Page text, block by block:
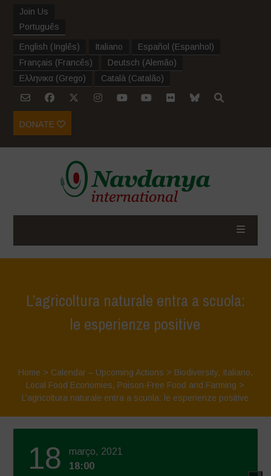
Join Us
Português
English (Inglês) Italiano Español (Espanhol )
Français (Francês) Deutsch (Alemão)
Ελληνικα (Grego) Català (Catalão)
DONATE
L’agricoltura naturale entra a scuola:
le esperienze positive
Home > Calendar – Upcoming Actions > Biodiversity, Italiano,
Local Food Economies, Poison-Free Food and Farming >
L’agricoltura naturale entra a scuola: le esperienze positive
18
março, 2021
18:00